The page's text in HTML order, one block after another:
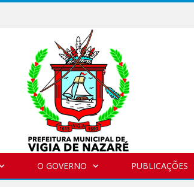
O GOVERNO PUBLICAÇÕES